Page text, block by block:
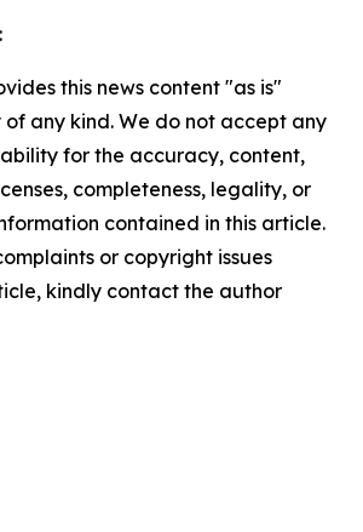
this news content "as is"
any kind. We do not accept any
for the accuracy, content,
completeness, legality, or
contained in this article.
or copyright issues
kindly contact the author